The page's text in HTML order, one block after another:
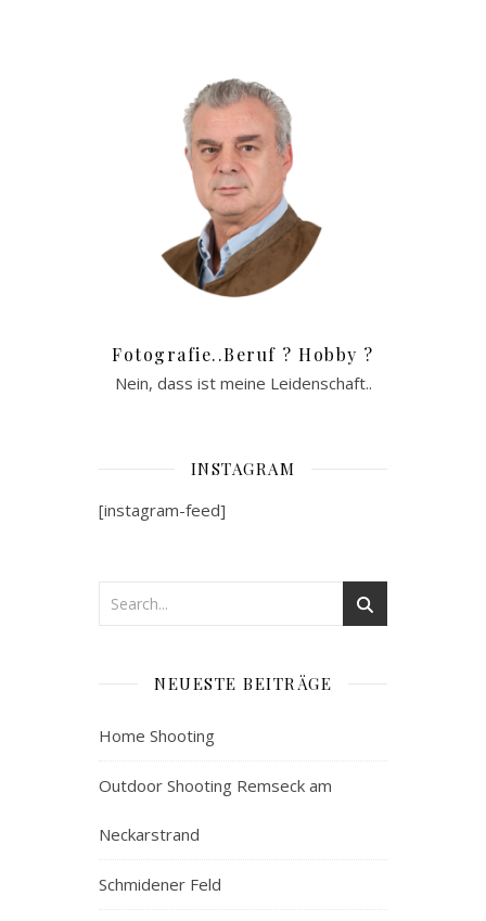
Fotografie..Beruf ? Hobby ?
Nein, dass ist meine Leidenschaft..
INSTAGRAM
[instagram-feed]
NEUESTE BEITRÄGE
Home Shooting
Outdoor Shooting Remseck am
Neckarstrand
Schmidener Feld